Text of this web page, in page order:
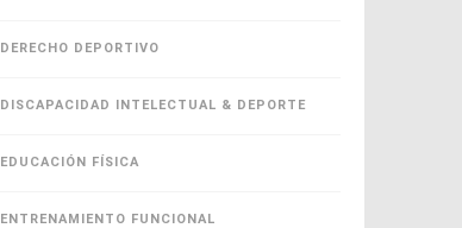
DERECHO DEPORTIVO
DISCAPACIDAD INTELECTUAL & DEPORTE
EDUCACIÓN FÍSICA
ENTRENAMIENTO FUNCIONAL